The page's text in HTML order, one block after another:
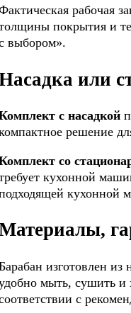
рабочая
покрытия и
выбором».
или
с насадкой
решение
со
кухонной
кухонной
изготовлен
мыть, сушить и
с